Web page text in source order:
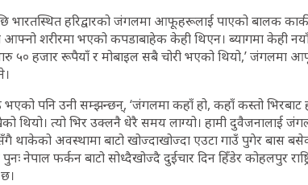
भारतस्थित हरिद्वारको जंगलमा आफूहरूलाई पाएको बालक
आफ्नो शरीरमा भएको कपडाबाहेक केही थिएन। ब्यागमा केही
५० हजार रूपैयाँ र मोबाइल सबै चोरी भएको थियो,’ जंगलमा
पनि उनी सम्झन्छन्, ‘जंगलमा कहाँ हो, कहाँ कस्तो भिरबाट
थियो। त्यो भिर उक्लनै धेरै समय लाग्यो। हामी दुवैजनालाई
थाकेको अवस्थामा बाटो खोज्दाखोज्दा एउटा गाउँ पुगेर बास
नेपाल फर्कन बाटो सोध्दैखोज्दै दुईचार दिन हिँडेर कोहलपुर